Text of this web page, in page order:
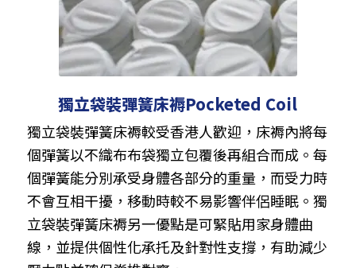
獨立袋裝彈簧床褥Pocketed Coil
獨立袋裝彈簧床褥較受香港人歡迎，床褥內將每
個彈簧以不織布布袋獨立包覆後再組合而成。每
個彈簧能分別承受身體各部分的重量，而受力時
不會互相干擾，移動時較不易影響伴侶睡眠。獨
立袋裝彈簧床褥另一優點是可緊貼用家身體曲
線，並提供個性化承托及針對性支撐，有助減少